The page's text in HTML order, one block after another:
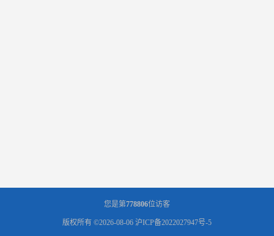
您是第778806位访客
版权所有 ©2026-08-06 沪ICP备2022027947号-5